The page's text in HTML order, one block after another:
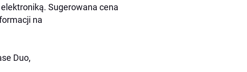
Sugerowana cena
na
Duo,